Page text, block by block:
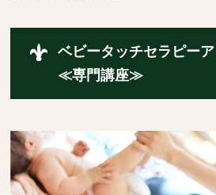
ベビータッチセラピー
≪専門講座≫